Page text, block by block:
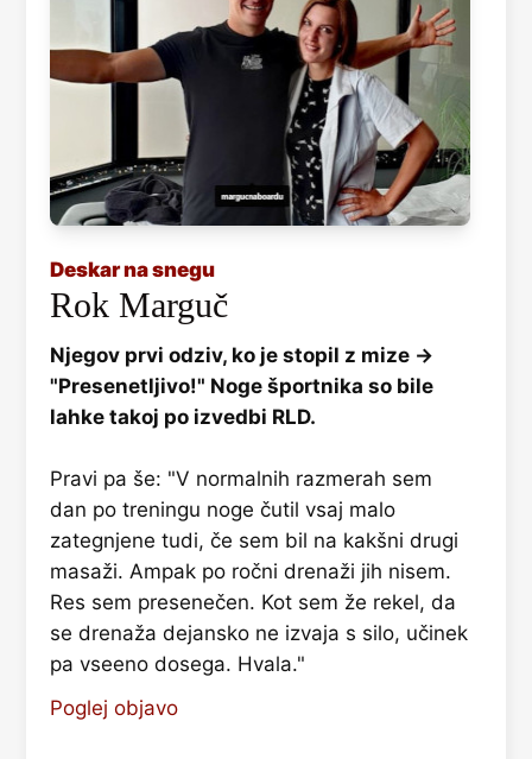
Deskar na snegu
Rok Marguč
Njegov prvi odziv, ko je stopil z mize →
"Presenetljivo!" Noge športnika so bile
lahke takoj po izvedbi RLD.
Pravi pa še: "V normalnih razmerah sem
dan po treningu noge čutil vsaj malo
zategnjene tudi, če sem bil na kakšni drugi
masaži. Ampak po ročni drenaži jih nisem.
Res sem presenečen. Kot sem že rekel, da
se drenaža dejansko ne izvaja s silo, učinek
pa vseeno dosega. Hvala."
Poglej objavo